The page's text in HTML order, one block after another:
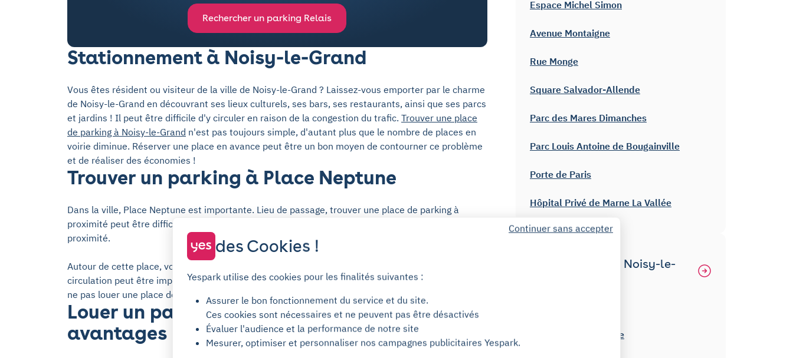
Rechercher un parking Relais
Stationnement à Noisy-le-Grand
Vous êtes résident ou visiteur de la ville de Noisy-le-Grand ? Laissez-vous emporter par le charme
de Noisy-le-Grand en découvrant ses lieux culturels, ses bars, ses restaurants, ainsi que ses parcs
et jardins ! Il peut être difficile d'y circuler en raison de la congestion du trafic. Trouver une place
de parking à Noisy-le-Grand n'est pas toujours simple, d'autant plus que le nombre de places en
voirie diminue. Réserver une place en avance peut être un bon moyen de contourner ce problème
et de réaliser des économies !
Trouver un parking à Place Neptune
Dans la ville, Place Neptune est importante. Lieu de passage, trouver une place de parking à
proximité peut être difficile. Yespark vous aide à
proximité.
Autour de cette place, vous trouverez notamment 99bis Avenue du Pave Neuf.
circulation peut être importante, il peut toutefois être difficile de trouver une place libre. Pourquoi
ne pas louer une place de parking ?
Louer un parking avec Yespark : les
avantages
Espace Michel Simon
Avenue Montaigne
Rue Monge
Square Salvador-Allende
Parc des Mares Dimanches
Parc Louis Antoine de Bougainville
Porte de Paris
Hôpital Privé de Marne La Vallée
Autres places à Noisy-le-
Square Henri-Matisse
Continuer sans accepter
des Cookies !
Yespark utilise des cookies pour les finalités suivantes :
Assurer le bon fonctionnement du service et du site.
Ces cookies sont nécessaires et ne peuvent pas être désactivés
Évaluer l'audience et la performance de notre site
Mesurer, optimiser et personnaliser nos campagnes publicitaires Yespark.